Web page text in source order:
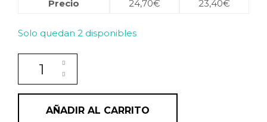
Precio
24,70€ 23,40€
Solo quedan 2 disponibles
Acondicionador calmante y purificante para cuero
AÑADIR AL CARRITO